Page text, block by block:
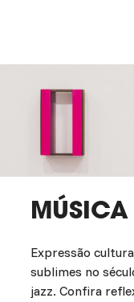
MÚSICA
Expressão
sublimes no
jazz. Confira